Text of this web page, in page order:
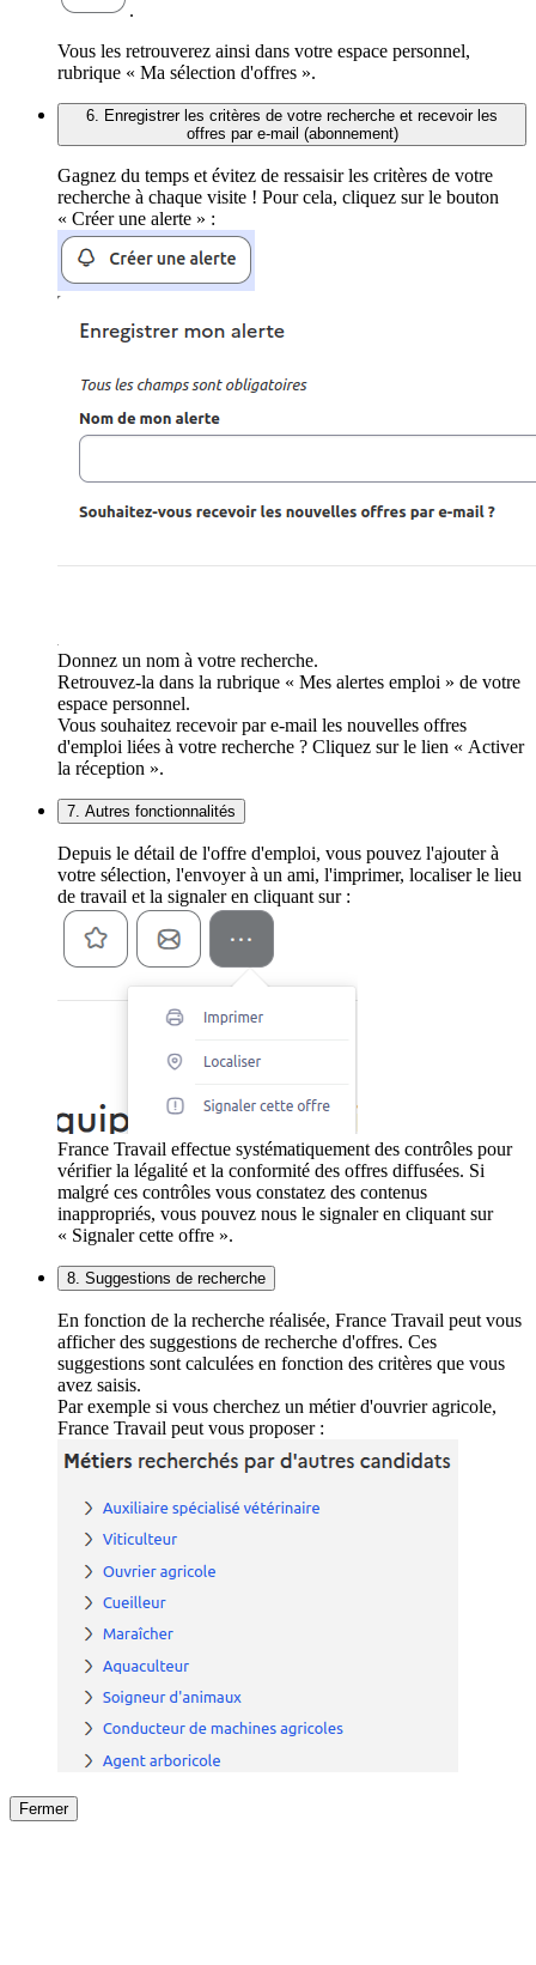
.
Vous les retrouverez ainsi dans votre espace personnel,
rubrique « Ma sélection d'offres ».
6. Enregistrer les critères de votre recherche et recevoir les
offres par e-mail (abonnement)
Gagnez du temps et évitez de ressaisir les critères de votre
recherche à chaque visite ! Pour cela, cliquez sur le bouton
« Créer une alerte » :
Donnez un nom à votre recherche.
Retrouvez-la dans la rubrique « Mes alertes emploi » de votre
espace personnel.
Vous souhaitez recevoir par e-mail les nouvelles offres
d'emploi liées à votre recherche ? Cliquez sur le lien « Activer
la réception ».
7. Autres fonctionnalités
Depuis le détail de l'offre d'emploi, vous pouvez l'ajouter à
votre sélection, l'envoyer à un ami, l'imprimer, localiser le lieu
de travail et la signaler en cliquant sur :
France Travail effectue systématiquement des contrôles pour
vérifier la légalité et la conformité des offres diffusées. Si
malgré ces contrôles vous constatez des contenus
inappropriés, vous pouvez nous le signaler en cliquant sur
« Signaler cette offre ».
8. Suggestions de recherche
En fonction de la recherche réalisée, France Travail peut vous
afficher des suggestions de recherche d'offres. Ces
suggestions sont calculées en fonction des critères que vous
avez saisis.
Par exemple si vous cherchez un métier d'ouvrier agricole,
France Travail peut vous proposer :
Fermer